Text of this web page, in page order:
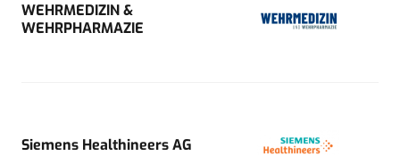
WEHRMEDIZIN &
WEHRPHARMAZIE
Siemens Healthineers AG